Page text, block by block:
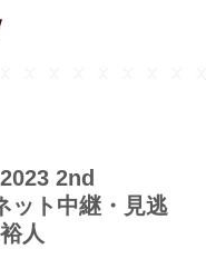
2nd
ット中継・見逃
人